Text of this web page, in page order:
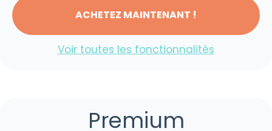
ACHETEZ MAINTENANT !
Voir toutes les fonctionnalités
Premium